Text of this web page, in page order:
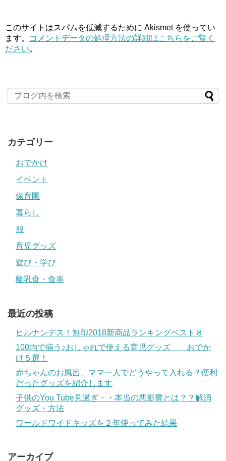
このサイトはスパムを低減するために Akismet を使ってい
ます。
コメントデータの処理方法の詳細はこちらをご覧く
ださい。
カテゴリー
おでかけ
イベント
保育園
暮らし
服
育児グッズ
遊び・学び
離乳食・食事
最近の投稿
ヒルナンデス！無印2018新商品ランキングベスト８
100均で揃う♪おしゃれで使える育児グッズ おでか
け５選！
赤ちゃんのお風呂、ママ一人でどうやって入れる？便利
だったグッズを紹介します
子供のYou Tube見過ぎ・・本当の悪影響とは？？解消
グッズ・方法
ワールドワイドキッズを２年使ってみた結果
アーカイブ